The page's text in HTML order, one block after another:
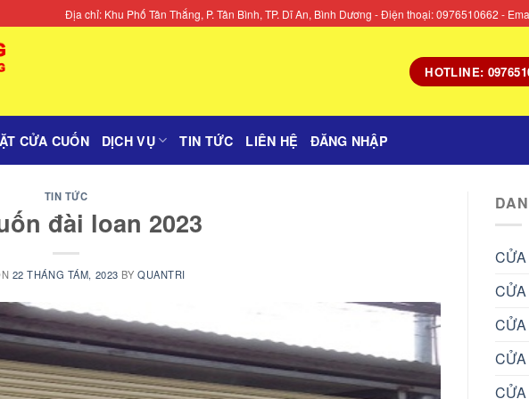
Địa chỉ: Khu Phố Tân Thắng, P. Tân Bình, TP. Dĩ An, Bình Dương - Điện thoại: 0976510662 -
HOTLINE:
CỬA CUỐN DỊCH VỤ TIN TỨC LIÊN HỆ ĐĂNG NHẬP
TIN TỨC
đài loan 2023
22 THÁNG TÁM, 2023 BYQUANTRI